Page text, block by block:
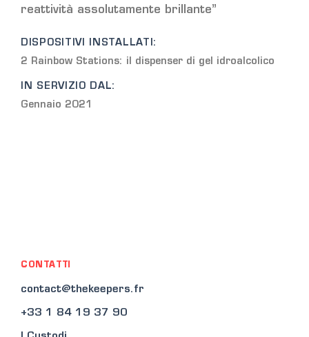
reattività assolutamente brillante”
DISPOSITIVI INSTALLATI:
2 Rainbow Stations: il dispenser di gel idroalcolico
IN SERVIZIO DAL:
Gennaio 2021
CONTATTI
contact@thekeepers.fr
+33 1 84 19 37 90